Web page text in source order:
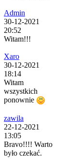
Admin
30-12-2021
20:52
Witam!!!
Xaro
30-12-2021
18:14
Witam
wszystkich
ponownie
zawila
22-12-2021
13:05
Bravo!!!! Warto
było czekać.